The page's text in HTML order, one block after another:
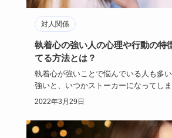
対人関係
執着心の強い人の心理や行動の特
てる方法とは？
執着心が強いことで悩んでいる人も多
強いと、いつかストーカーになってし
しまう可能性も…
2022年3月29日